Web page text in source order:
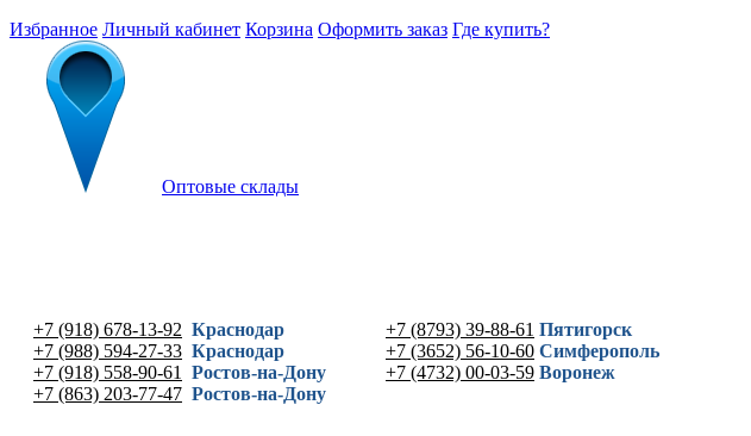
Избранное Личный кабинет Корзина Оформить заказ Где купить?
Оптовые склады
+7 (918) 678-13-92 Краснодар
+7 (988) 594-27-33 Краснодар
+7 (918) 558-90-61
Ростов-на-Дону
+7 (863) 203-77-47 Ростов-на-Дону
+7 (8793) 39-88-61 Пятигорск
+7 (3652) 56-10-60 Симферополь
+7 (4732) 00-03-59 Воронеж